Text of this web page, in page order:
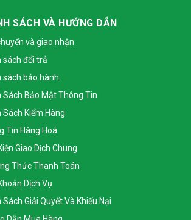
SÁCH VÀ HƯỚNG DẪN
và giao nhận
sách đổi trả
sách bảo hành
Sách Bảo Mật Thông Tin
Sách Kiểm Hàng
Tin Hàng Hoá
Giao Dịch Chung
Thức Thanh Toán
Dịch Vụ
Sách Giải Quyết Và Khiếu Nại